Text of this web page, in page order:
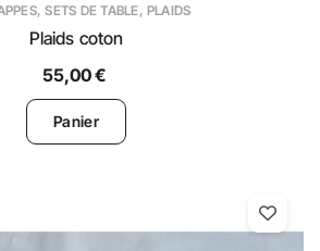
SETS DE TABLE, PLAIDS
Plaids coton
55,00 €
Panier